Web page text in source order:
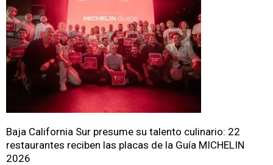
Baja California Sur presume su talento culinario: 22
restaurantes reciben las placas de la Guía MICHELIN
2026